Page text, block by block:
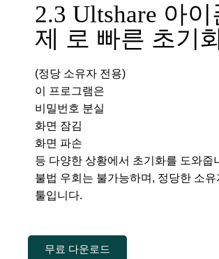
2.3 Ultshare 아
제 로 빠른 초기
(정당 소유자 전용)
이 프로그램은
비밀번호 분실
화면 잠김
화면 파손
등 다양한 상황에서 초기화를 도와줍
불법 우회는 불가능하며, 정당한 소
툴입니다.
무료 다운로드